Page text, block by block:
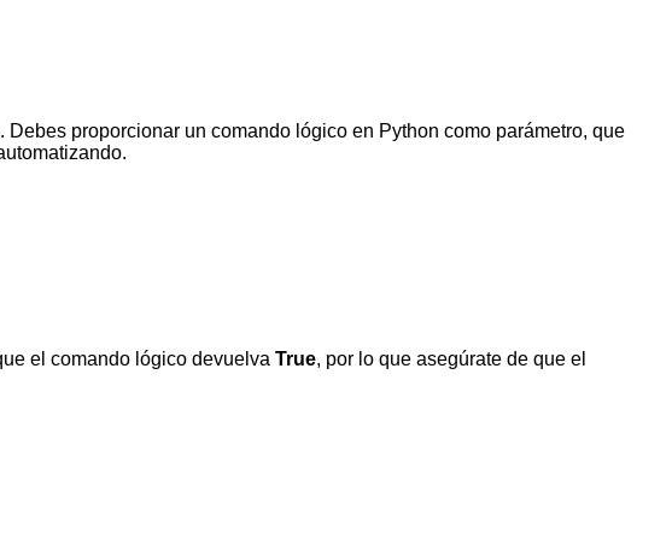
proporcionar un comando lógico en Python como parámetro, que
el comando lógico devuelva True, por lo que asegúrate de que el